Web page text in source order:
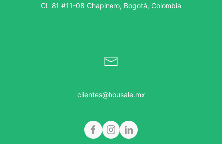
CL 81 #11-08 Chapinero, Bogotá, Colombia
clientes@housale.mx